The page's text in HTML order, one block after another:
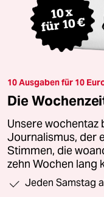
10 Ausgaben für 10
Die
Unsere wochentaz
Journalismus, der
Stimmen, die
zehn Wochen lang
Jeden Samstag